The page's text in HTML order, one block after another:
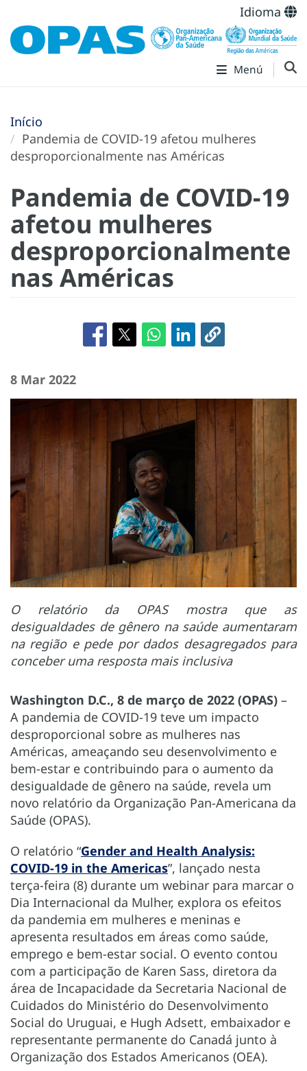
Idioma
Menú
Início
Pandemia de COVID-19 afetou mulheres
desproporcionalmente nas Américas
Pandemia de COVID-19
afetou mulheres
desproporcionalmente
nas Américas
8 Mar 2022
O relatório da OPAS mostra que as
desigualdades de gênero na saúde aumentaram
na região e pede por dados desagregados para
conceber uma resposta mais inclusiva
Washington D.C., 8 de março de 2022 (OPAS) –
A pandemia de COVID-19 teve um impacto
desproporcional sobre as mulheres nas
Américas, ameaçando seu desenvolvimento e
bem-estar e contribuindo para o aumento da
desigualdade de gênero na saúde, revela um
novo relatório da Organização Pan-Americana da
Saúde (OPAS).
O relatório “Gender and Health Analysis:
COVID-19 in the Americas”, lançado nesta
terça-feira (8) durante um webinar para marcar o
Dia Internacional da Mulher, explora os efeitos
da pandemia em mulheres e meninas e
apresenta resultados em áreas como saúde,
emprego e bem-estar social. O evento contou
com a participação de Karen Sass, diretora da
área de Incapacidade da Secretaria Nacional de
Cuidados do Ministério do Desenvolvimento
Social do Uruguai, e Hugh Adsett, embaixador e
representante permanente do Canadá junto à
Organização dos Estados Americanos (OEA).